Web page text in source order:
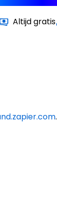
Altijd gratis
.